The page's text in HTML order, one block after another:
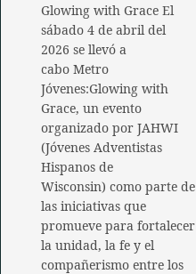
Glowing with Grace El
sábado 4 de abril del
2026 se llevó a
cabo Metro
Jóvenes:Glowing with
Grace, un evento
organizado por JAHWI
(Jóvenes Adventistas
Hispanos de
Wisconsin) como parte de
las iniciativas que
promueve para fortalecer
la unidad, la fe y el
compañerismo entre los